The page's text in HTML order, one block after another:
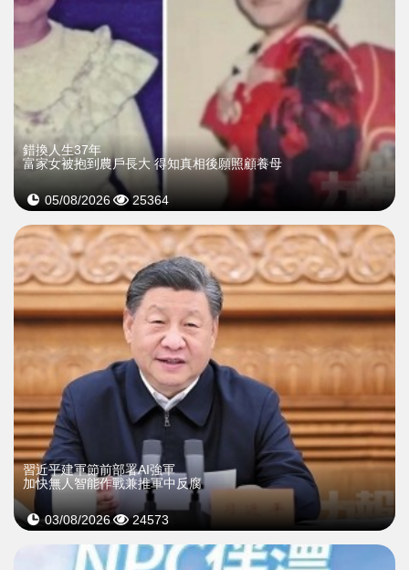
錯換人生37年
富家女被抱到農戶長大 得知真相後願照顧養母
05/08/2026 25364
習近平建軍節前部署AI強軍
加快無人智能作戰兼推軍中反腐
03/08/2026 24573